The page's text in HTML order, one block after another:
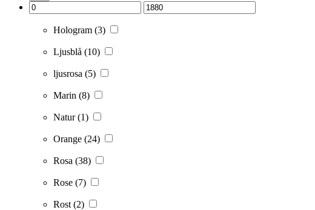
Hologram (3)
Ljusblå (10)
ljusrosa (5)
Marin (8)
Natur(1)
Orange (24)
Rosa (38)
Rose (7)
Rost (2)